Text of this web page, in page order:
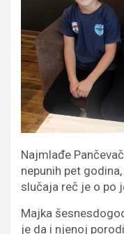
Najmlađe
nepunih pet
slučaja reč je o po
Majka
je da i njenoj